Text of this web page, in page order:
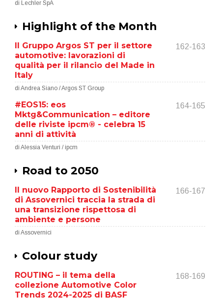
di Lechler SpA
Highlight of the Month
Il Gruppo Argos ST per il settore
automotive: lavorazioni di
qualità per il rilancio del Made in
Italy
162-163
di Andrea Siano / Argos ST Group
#EOS15: eos
Mktg&Communication – editore
delle riviste ipcm® - celebra 15
anni di attività
164-165
di Alessia Venturi / ipcm
Road to 2050
Il nuovo Rapporto di Sostenibilità
di Assovernici traccia la strada di
una transizione rispettosa di
ambiente e persone
166-167
di Assovernici
Colour study
ROUTING – il tema della
collezione Automotive Color
Trends 2024-2025 di BASF
168-169